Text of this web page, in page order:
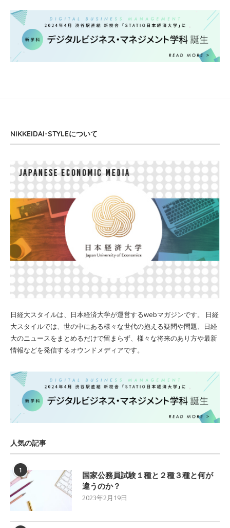
NIKKEIDAI-STYLEについて
日経大スタイルは、日本経済大学が運営するwebマガジンです。 日経
大スタイルでは、世の中にある様々な世代の抱える疑問や問題、日経
大のニュースをまとめるだけで留まらず、様々な将来のあり方や最新
情報などを発信するオウンドメディアです。
人気の記事
1
国家公務員試験１種と２種３種と何が
違うのか？
2023年2月19日